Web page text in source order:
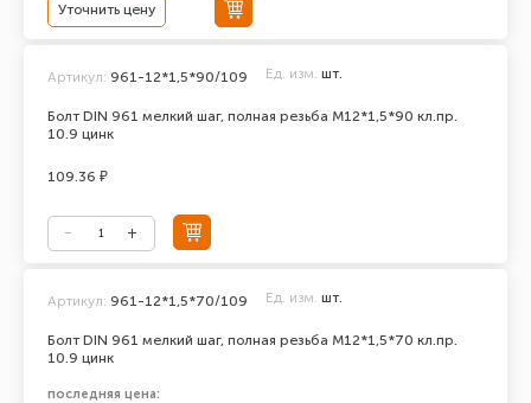
Уточнить цену
Болт DIN 961 мелкий шаг, полная резьба M12*1,5*90 кл.пр.
10.9 цинк
Артикул: 961-12*1,5*90/109 Ед. изм. шт.
109.36 ₽
Болт DIN 961 мелкий шаг, полная резьба M12*1,5*70 кл.пр.
10.9 цинк
Артикул: 961-12*1,5*70/109 Ед. изм. шт.
последняя цена: